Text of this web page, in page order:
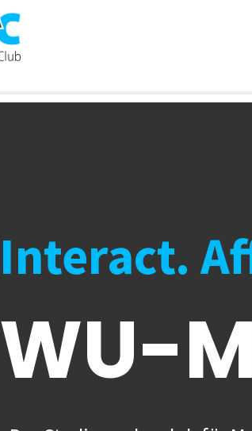
Interact.
WU-